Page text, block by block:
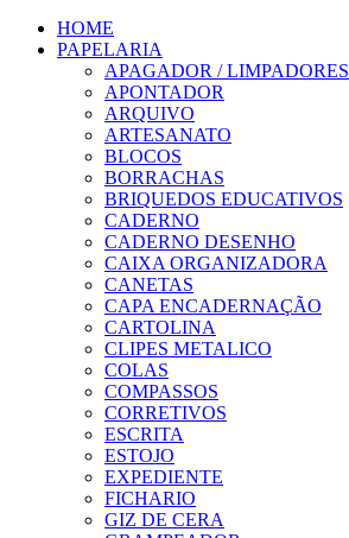
HOME
PAPELARIA
APAGADOR / LIMPADORES
APONTADOR
ARQUIVO
ARTESANATO
BLOCOS
BORRACHAS
BRIQUEDOS EDUCATIVOS
CADERNO
CADERNO DESENHO
CAIXA ORGANIZADORA
CANETAS
CAPA ENCADERNAÇÃO
CARTOLINA
CLIPES METALICO
COLAS
COMPASSOS
CORRETIVOS
ESCRITA
ESTOJO
EXPEDIENTE
FICHARIO
GIZ DE CERA